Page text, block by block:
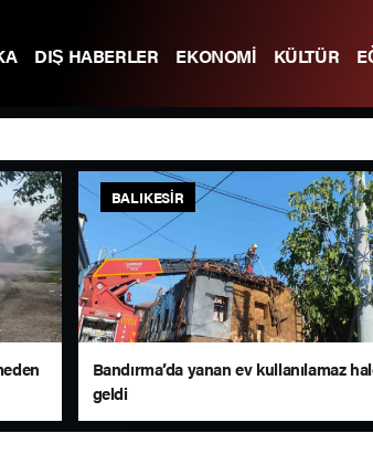
DIŞ HABERLER EKONOMİ KÜLTÜR
BALIKESIR
Bandırma’da yanan ev kullanılamaz
geldi